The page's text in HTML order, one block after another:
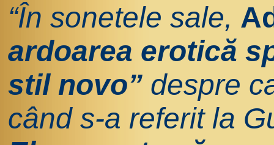
“În sonetele sale,
ardoarea erotică
stil novo” despre
când s-a referit la